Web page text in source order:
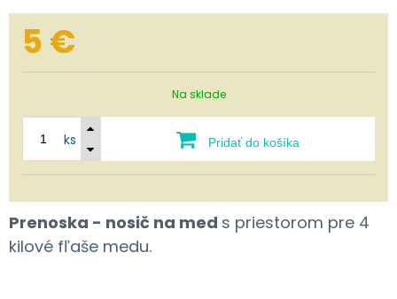
5€
Na sklade
ks Pridať do košíka
Prenoska - nosič na med s priestorom pre 4
kilové fľaše medu.